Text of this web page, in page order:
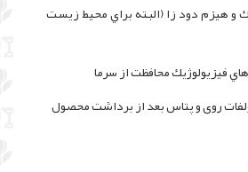
و هيزم دود زا (البته براي محيط زيست
فيزيولوژيك محافظت از سرما
روی و پتاس بعد از برداشت محصول